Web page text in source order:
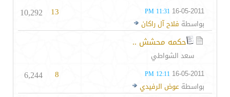
16-05-2011
11:31 PM
بواسطة فلاح آل راكان
13
10,292
حكمه محشش ..
سعد الشواطي
16-05-2011
12:11 PM
بواسطة عوض الرفيدي
8
6,244